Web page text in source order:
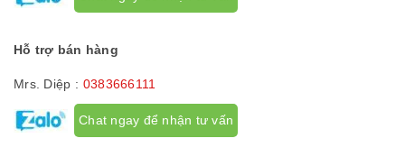
Hỗ trợ bán hàng
Mrs. Diệp : 0383666111
Chat ngay để nhận tư vấn